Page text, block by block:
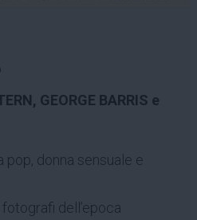
GEORGE BARRIS e
donna sensuale e
dell’epoca